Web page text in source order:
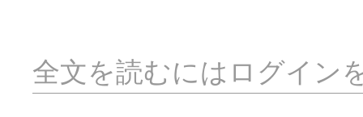
全文を読むにはログイン